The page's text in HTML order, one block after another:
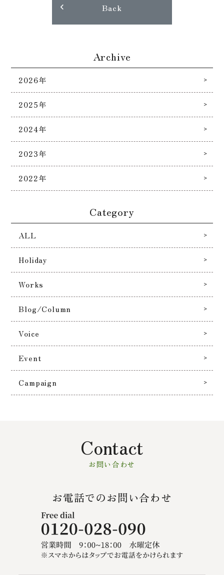
Back
Archive
2026年
2025年
2024年
2023年
2022年
Category
ALL
Holiday
Works
Blog/Column
Voice
Event
Campaign
Contact
お問い合わせ
お電話でのお問い合わせ